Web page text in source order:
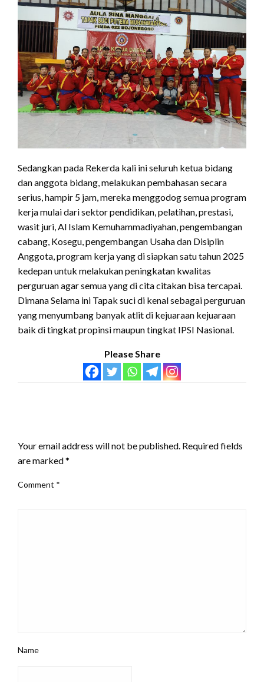
Sedangkan pada Rekerda kali ini seluruh ketua bidang
dan anggota bidang, melakukan pembahasan secara
serius, hampir 5 jam, mereka menggodog semua program
kerja mulai dari sektor pendidikan, pelatihan, prestasi,
wasit juri, Al Islam Kemuhammadiyahan, pengembangan
cabang, Kosegu, pengembangan Usaha dan Disiplin
Anggota, program kerja yang di siapkan satu tahun 2025
kedepan untuk melakukan peningkatan kwalitas
perguruan agar semua yang di cita citakan bisa tercapai.
Dimana Selama ini Tapak suci di kenal sebagai perguruan
yang menyumbang banyak atlit di kejuaraan kejuaraan
baik di tingkat propinsi maupun tingkat IPSI Nasional.
Please Share
Your email address will not be published. Required fields
are marked*
Comment *
Name